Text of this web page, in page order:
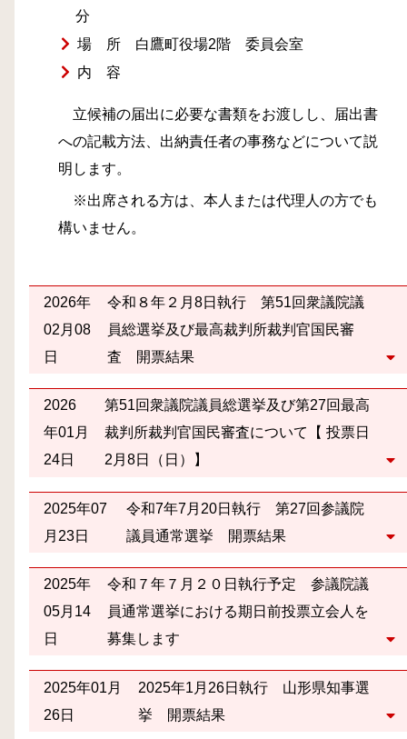
分
場 所 白鷹町役場2階 委員会室
内 容
立候補の届出に必要な書類をお渡しし、届出書
への記載方法、出納責任者の事務などについて説
明します。
※出席される方は、本人または代理人の方でも
構いません。
2026年
02月08
日
令和８年２月8日執行 第51回衆議院議
員総選挙及び最高裁判所裁判官国民審
査 開票結果
2026
年01月
24日
第51回衆議院議員総選挙及び第27回最高
裁判所裁判官国民審査について【 投票日
2月8日（日）】
2025年07
月23日
令和7年7月20日執行 第27回参議院
議員通常選挙 開票結果
2025年
05月14
日
令和７年７月２０日執行予定 参議院議
員通常選挙における期日前投票立会人を
募集します
2025年01月
26日
2025年1月26日執行 山形県知事選
挙 開票結果